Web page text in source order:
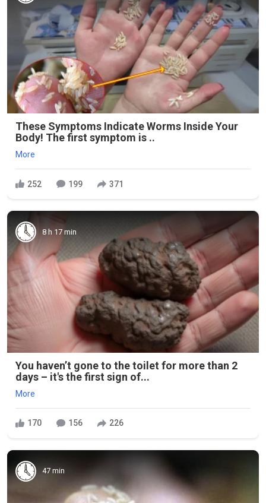
These Symptoms Indicate Worms Inside Your
Body! The first symptom is ..
More
252 199 371
8 h 17 min
You haven’t gone to the toilet for more than 2
days – it's the first sign of...
More
170 156 226
47 min